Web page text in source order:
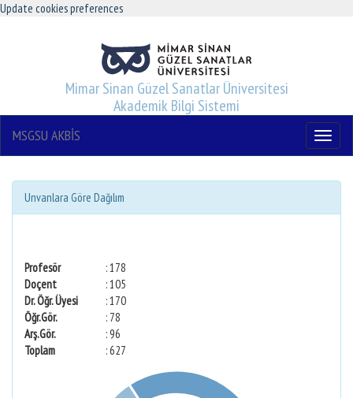
Update cookies preferences
Mimar Sinan Güzel Sanatlar Üniversitesi
Akademik Bilgi Sistemi
Menu
MSGSU AKBİS
Unvanlara Göre Dağılım
Profesör
: 178
Doçent
: 105
Dr. Öğr. Üyesi
: 170
Öğr.Gör.
: 78
Arş.Gör.
: 96
Toplam
: 627